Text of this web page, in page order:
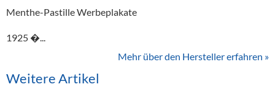
Menthe-Pastille Werbeplakate
1925 �...
Mehr über den Hersteller erfahren »
Weitere Artikel